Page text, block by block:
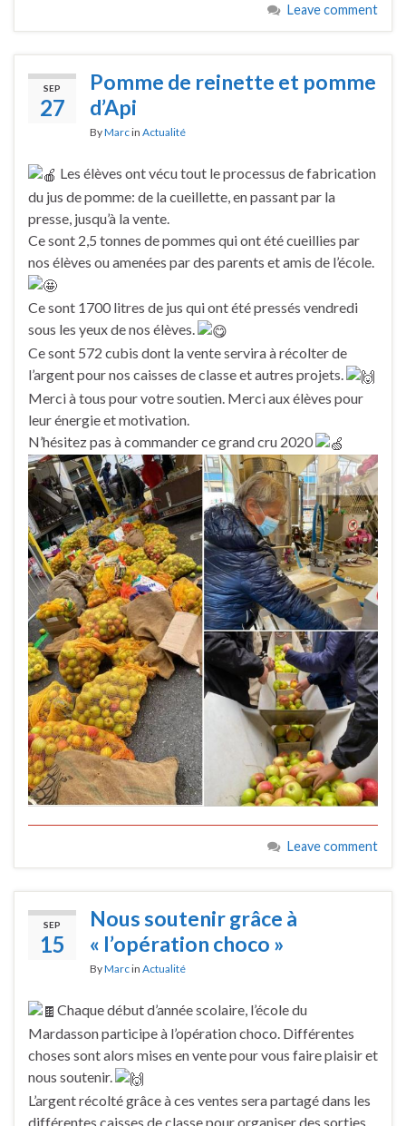
Leave comment
SEP
27
Pomme de reinette et pomme
d’Api
ByMarcin Actualité
Les élèves ont vécu tout le processus de fabrication
du jus de pomme: de la cueillette, en passant par la
presse, jusqu’à la vente.
Ce sont 2,5 tonnes de pommes qui ont été cueillies par
nos élèves ou amenées par des parents et amis de l’école.
Ce sont 1700 litres de jus qui ont été pressés vendredi
sous les yeux de nos élèves.
Ce sont 572 cubis dont la vente servira à récolter de
l’argent pour nos caisses de classe et autres projets.
Merci à tous pour votre soutien. Merci aux élèves pour
leur énergie et motivation.
N’hésitez pas à commander ce grand cru 2020
Leave comment
SEP
15
Nous soutenir grâce à
« l’opération choco »
ByMarcin Actualité
Chaque début d’année scolaire, l’école du
Mardasson participe à l’opération choco. Différentes
choses sont alors mises en vente pour vous faire plaisir et
nous soutenir.
L’argent récolté grâce à ces ventes sera partagé dans les
différentes caisses de classe pour organiser des sorties,